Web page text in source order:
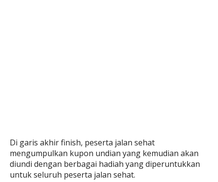
Di garis akhir finish, peserta jalan sehat
mengumpulkan kupon undian yang kemudian akan
diundi dengan berbagai hadiah yang diperuntukkan
untuk seluruh peserta jalan sehat.